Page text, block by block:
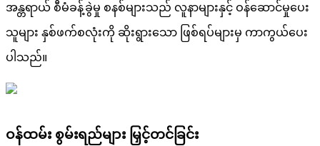
အန္တရာယ် စီမံခန့်ခွဲမှု စနစ်များသည် လူနာများနှင့် ဝန်ဆောင်မှုပေး
သူများ နှစ်ဖက်စလုံးကို ဆိုးရွားသော ဖြစ်ရပ်များမှ ကာကွယ်ပေး
ပါသည်။
ဝန်ထမ်း စွမ်းရည်များ မြှင့်တင်ခြင်း